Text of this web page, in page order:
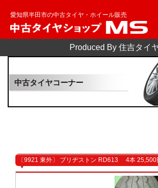
愛知県半田市の中古タイヤ・ホイール販売
Produced By 住吉タイ
中古タイヤコーナー
〔9921 東外〕 ブリヂストン RD613 4本 25,500